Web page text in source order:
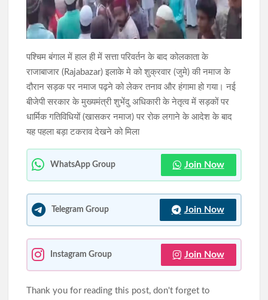
77वें राज्यव्यापी वन महोत्सव में मुख्यमंत्री हेमन्त सोरेन का संदेश, बोले- जल,
जंगल और जमीन का संरक्षण ही समृद्ध झारखंड की कुंजी
मुख्यमंत्री हेमन्त सोरेन को ब्रह्माकुमारी बहनों ने बांधी राखी, दिया प्रेम, सद्भाव
और पवित्रता का संदेश
पश्चिम बंगाल में हाल ही में सत्ता परिवर्तन के बाद कोलकाता के
राजाबाजार (Rajabazar) इलाके मे को शुक्रवार (जुमे) की नमाज के
दौरान सड़क पर नमाज पढ़ने को लेकर तनाव और हंगामा हो गया। नई
बीजेपी सरकार के मुख्यमंत्री शुभेंदु अधिकारी के नेतृत्व में सड़कों पर
धार्मिक गतिविधियों (खासकर नमाज) पर रोक लगाने के आदेश के बाद
यह पहला बड़ा टकराव देखने को मिला
WhatsApp Group Join Now
Telegram Group Join Now
Instagram Group Join Now
Thank you for reading this post, don't forget to